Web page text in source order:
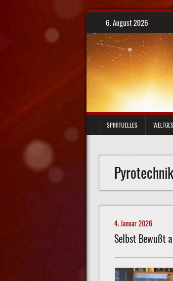
Skip
content
6. August 2026
SPIRITUELLES
Pyrotechnik
4. Januar 2026
Selbst Bewußt